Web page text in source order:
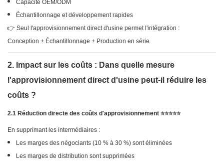
Capacité OEM/ODM
Échantillonnage et développement rapides
👉 Seul l'approvisionnement direct d'usine permet l'intégration :
Conception + Échantillonnage + Production en série
2. Impact sur les coûts : Dans quelle mesure
l'approvisionnement direct d'usine peut-il réduire les
coûts ?
2.1 Réduction directe des coûts d'approvisionnement ⭐⭐⭐⭐⭐
En supprimant les intermédiaires :
Les marges des négociants (10 % à 30 %) sont éliminées
Les marges de distribution sont supprimées